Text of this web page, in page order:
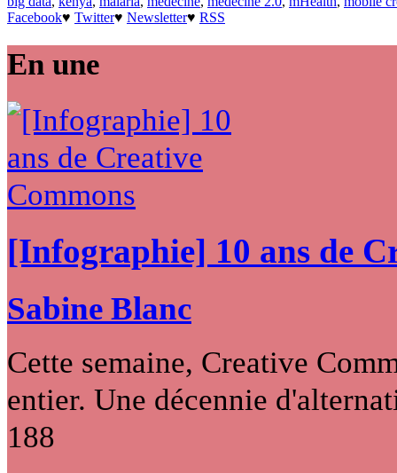
Facebook♥ Twitter♥ Newsletter♥ RSS
En une
[Infographie] 10 ans de
Sabine Blanc
Cette semaine, Creative
entier. Une décennie
188